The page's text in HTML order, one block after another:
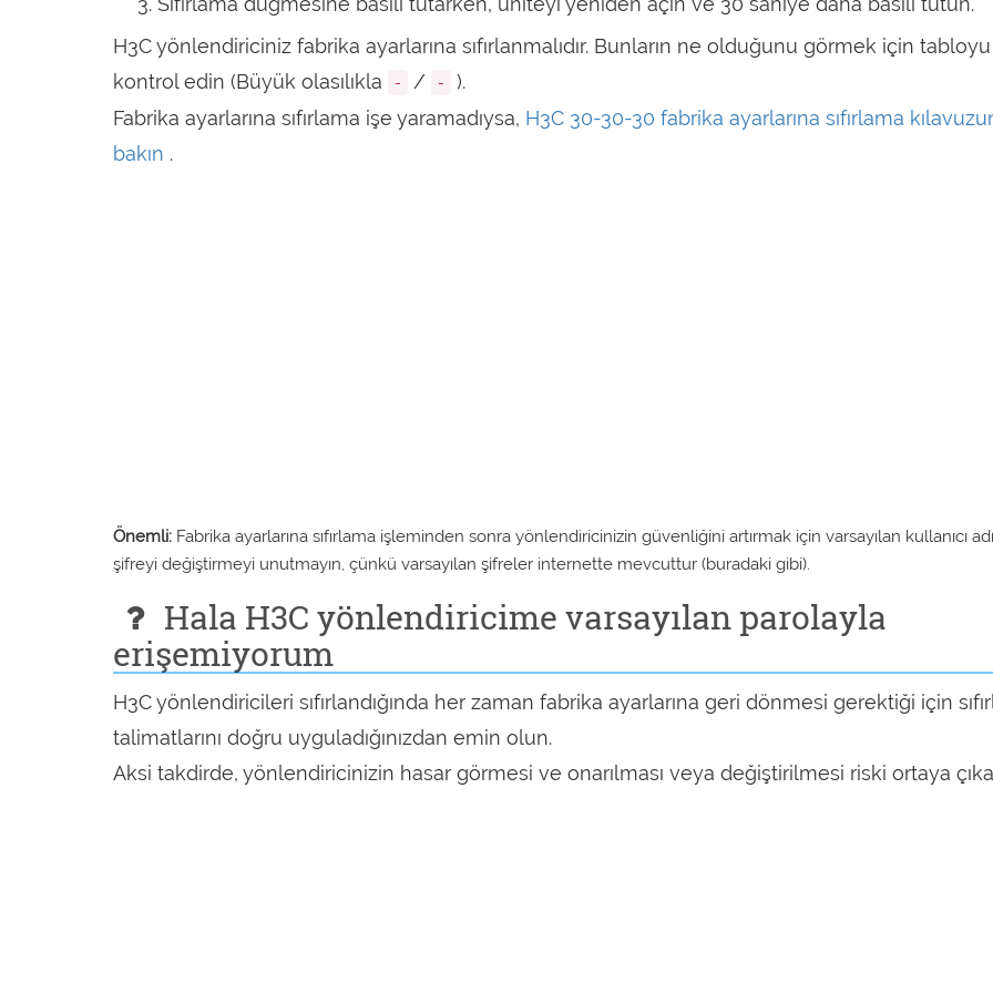
H3C yönlendiriciniz fabrika ayarlarına sıfırlanmalıdır. Bunların ne olduğunu görmek için tabloyu
kontrol edin (Büyük olasılıkla
- / -
).
Fabrika ayarlarına sıfırlama işe yaramadıysa, H3C 30-30-30 fabrika ayarlarına sıfırlama
bakın .
Önemli: Fabrika ayarlarına sıfırlama işleminden sonra yönlendiricinizin güvenliğini artırmak için varsayılan kullanıcı
şifreyi değiştirmeyi unutmayın, çünkü varsayılan şifreler internette mevcuttur (buradaki gibi).
Hala H3C yönlendiricime varsayılan parolayla
erişemiyorum
H3C yönlendiricileri sıfırlandığında her zaman fabrika ayarlarına geri dönmesi gerektiği için
talimatlarını doğru uyguladığınızdan emin olun.
Aksi takdirde, yönlendiricinizin hasar görmesi ve onarılması veya değiştirilmesi riski ortaya